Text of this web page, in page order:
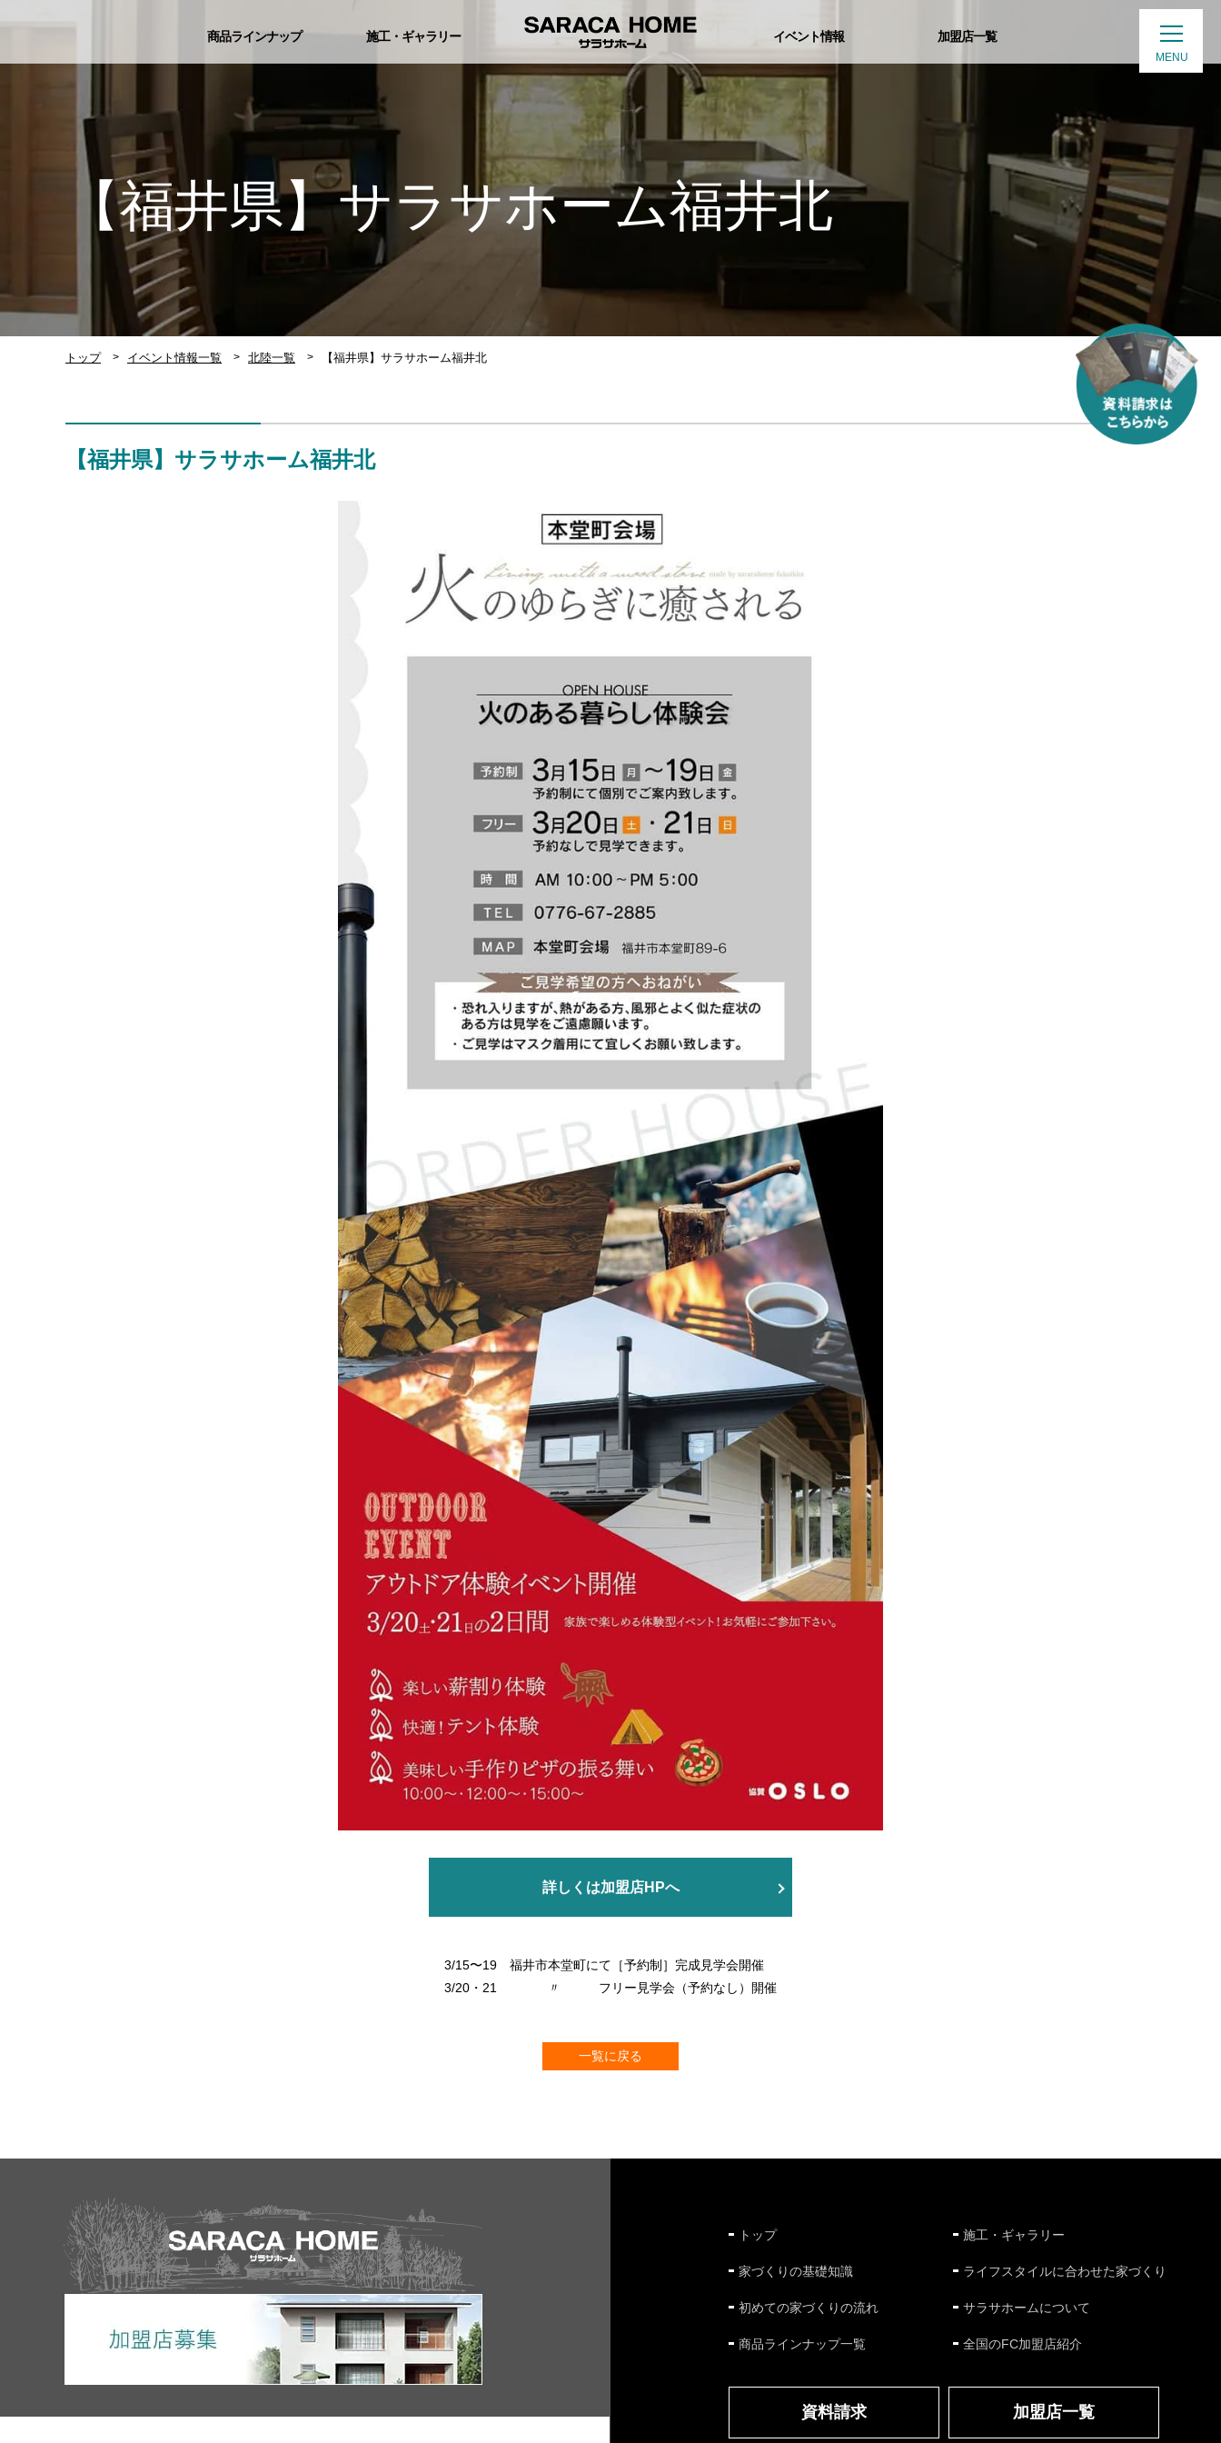
商品ラインナップ 施工・ギャラリー イベント情報 加盟店一覧
MENU
【福井県】サラサホーム福井北
トップ イベント情報一覧 北陸一覧 【福井県】サラサホーム福井北
【福井県】サラサホーム福井北
詳しくは加盟店HPへ
3/15〜19 福井市本堂町にて［予約制］完成見学会開催
3/20・21 〃 フリー見学会（予約なし）開催
一覧に戻る
トップ
家づくりの基礎知識
初めての家づくりの流れ
商品ラインナップ一覧
施工・ギャラリー
ライフスタイルに合わせた家づくり
サラサホームについて
全国のFC加盟店紹介
資料請求 加盟店一覧